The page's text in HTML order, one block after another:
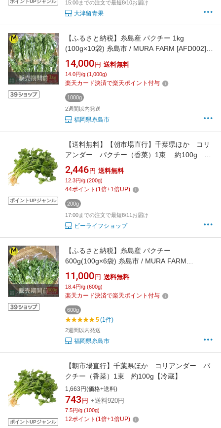
ポイントUPジャンル 15:00までの注文で最短8/10お届け
大津留青果
販売期間前
【ふるさと納税】糸島産 パクチー 1kg
(100g×10袋) 糸島市 / MURA FARM [AFD002]
14000円 1万4千円
14,000 円 送料無料
14.0円/g (1,000g)
楽天カード決済で楽天ポイント付与
1000g
2週間以内発送
福岡県糸島市
ポイントUPジャンル
【送料無料】【朝市場直行】千葉県ほか コリ
アンダー パクチー（香菜）1束 約100g x2
個セット【冷蔵】
2,446 円 送料無料
12.3円/g (200g)
44ポイント (1倍+1倍UP)
200g
17:00までの注文で最短8/11お届け
ビーライフショップ
販売期間前
【ふるさと納税】糸島産 パクチー
600g(100g×6袋) 糸島市 / MURA FARM
[AFD001]1万1千円11000円
11,000 円 送料無料
18.4円/g (600g)
楽天カード決済で楽天ポイント付与
600g
5(1件)
2週間以内発送
福岡県糸島市
ポイントUPジャンル
【朝市場直行】千葉県ほか コリアンダー パ
クチー（香菜）1束 約100g【冷蔵】
1,663円(価格+送料)
743 円 +送料920円
7.5円/g (100g)
12ポイント (1倍+1倍UP)